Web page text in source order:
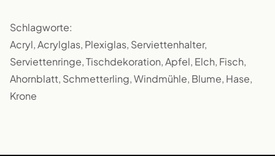
Schlagworte:
Acryl, Acrylglas, Plexiglas, Serviettenhalter,
Serviettenringe, Tischdekoration, Apfel, Elch, Fisch,
Ahornblatt, Schmetterling, Windmühle, Blume, Hase,
Krone